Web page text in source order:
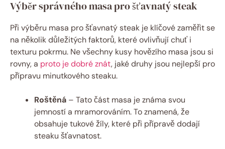
Výběr správného masa pro šťavnatý steak
Při výběru masa pro šťavnatý steak je klíčové zaměřit se
na několik důležitých faktorů, které ovlivňují chuť i
texturu pokrmu. Ne všechny kusy hovězího masa jsou si
rovny, a proto je dobré znát, jaké druhy jsou nejlepší pro
přípravu minutkového steaku.
Roštěná – Tato část masa je známa svou
jemností a mramorováním. To znamená, že
obsahuje tukové žíly, které při přípravě dodají
steaku šťavnatost.